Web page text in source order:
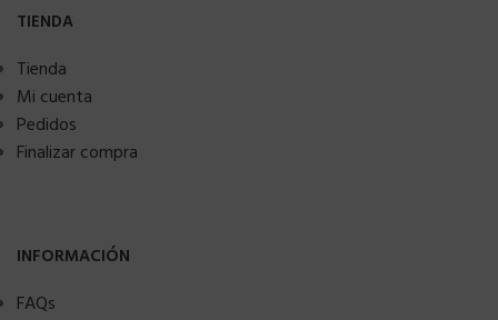
TIENDA
Tienda
Mi cuenta
Pedidos
Finalizar compra
INFORMACIÓN
FAQs